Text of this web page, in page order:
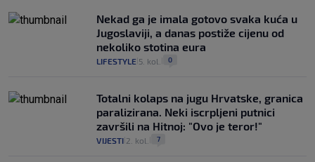
Nekad ga je imala gotovo svaka kuća u
Jugoslaviji, a danas postiže cijenu od
nekoliko stotina eura
LIFESTYLE 5. kol. 0
Totalni kolaps na jugu Hrvatske, granica
paralizirana. Neki iscrpljeni putnici
završili na Hitnoj: "Ovo je teror!"
VIJESTI 2. kol. 7